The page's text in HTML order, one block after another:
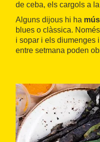
de ceba, els cargols a
Alguns dijous hi ha
blues o clàssica.
i sopar i els diumenges
entre setmana poden